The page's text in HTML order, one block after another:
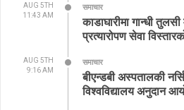
AUG 5TH
11:43 AM
समाचार
काडाघारीमा गान्धी
प्रत्यारोपण सेवा
AUG 5TH
9:16 AM
समाचार
बीएन्डबी अस्पतालकी
विश्वविद्यालय अनुदान